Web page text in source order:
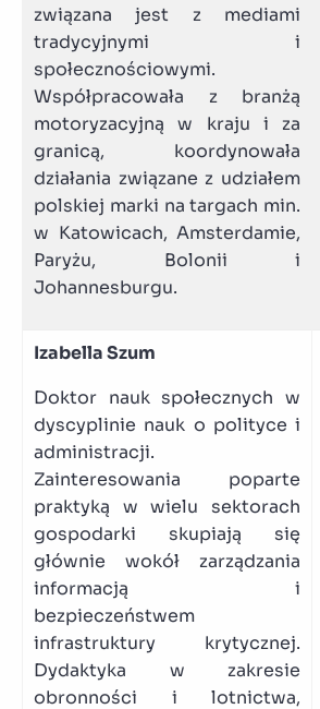
związana jest z mediami
tradycyjnymi i
społecznościowymi.
Współpracowała z branżą
motoryzacyjną w kraju i za
granicą, koordynowała
działania związane z udziałem
polskiej marki na targach min.
w Katowicach, Amsterdamie,
Paryżu, Bolonii i
Johannesburgu.
Izabella Szum
Doktor nauk społecznych w
dyscyplinie nauk o polityce i
administracji.
Zainteresowania poparte
praktyką w wielu sektorach
gospodarki skupiają się
głównie wokół zarządzania
informacją i
bezpieczeństwem
infrastruktury krytycznej.
Dydaktyka w zakresie
obronności i lotnictwa,